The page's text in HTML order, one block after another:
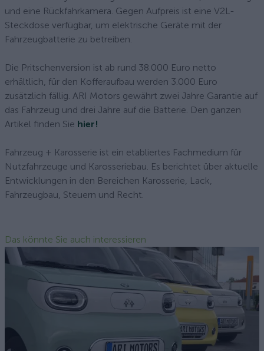
und eine Rückfahrkamera. Gegen Aufpreis ist eine V2L-
Steckdose verfügbar, um elektrische Geräte mit der
Fahrzeugbatterie zu betreiben.
Die Pritschenversion ist ab rund 38.000 Euro netto
erhältlich, für den Kofferaufbau werden 3.000 Euro
zusätzlich fällig. ARI Motors gewährt zwei Jahre Garantie auf
das Fahrzeug und drei Jahre auf die Batterie. Den ganzen
Artikel finden Sie hier!
Fahrzeug + Karosserie ist ein etabliertes Fachmedium für
Nutzfahrzeuge und Karosseriebau. Es berichtet über aktuelle
Entwicklungen in den Bereichen Karosserie, Lack,
Fahrzeugbau, Steuern und Recht.
Das könnte Sie auch interessieren